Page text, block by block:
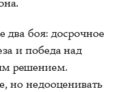
боя: досрочное
и победа над
решением.
но недооценивать